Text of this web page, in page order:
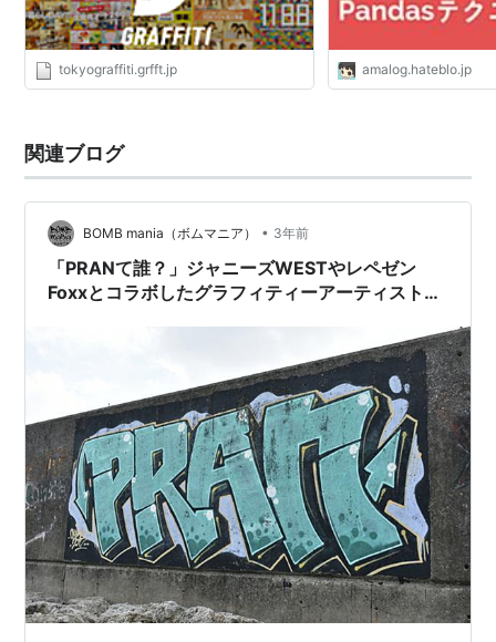
tokyograffiti.grfft.jp amalog.hateblo.jp
関連ブログ
BOMB mania（ボムマニア） • 3年前
「PRANて誰？」ジャニーズWESTやレペゼン
Foxxとコラボしたグラフィティーアーティストを